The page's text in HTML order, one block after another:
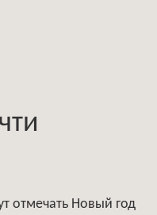
отмечать Новый год